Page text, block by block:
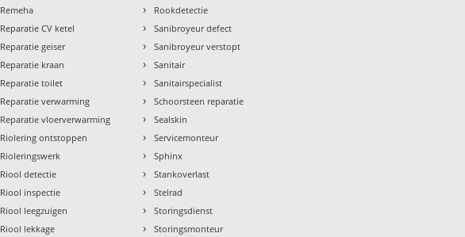
Remeha
Reparatie CV ketel
Reparatie geiser
Reparatie kraan
Reparatie toilet
Reparatie verwarming
Reparatie vloerverwarming
Riolering ontstoppen
Rioleringswerk
Riool detectie
Riool inspectie
Riool leegzuigen
Riool lekkage
› Rookdetectie
› Sanibroyeur defect
› Sanibroyeur verstopt
› Sanitair
› Sanitairspecialist
› Schoorsteen reparatie
› Sealskin
› Servicemonteur
› Sphinx
› Stankoverlast
› Stelrad
› Storingsdienst
› Storingsmonteur